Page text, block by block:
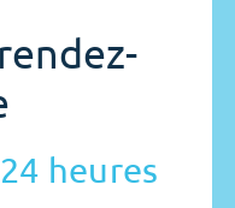
heures